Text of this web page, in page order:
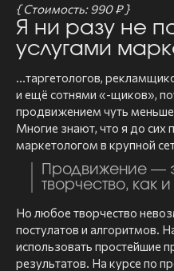
{ Стоимость: 990 ₽ }
Я ни разу не
услугами
...таргетологов,
и ещё сотнями «-щиков»,
продвижением чуть
Многие знают, что я до сих
маркетологом в крупной
Продвижение —
творчество, как
Но любое творчество
постулатов и алгоритмов.
использовать простейшие
результатов. На курсе по